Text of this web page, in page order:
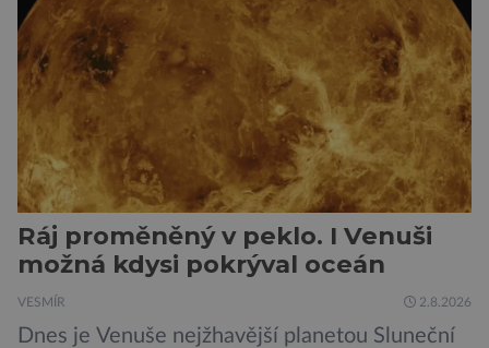
Ráj proměněný v peklo. I Venuši
možná kdysi pokrýval oceán
VESMÍR 2.8.2026
Dnes je Venuše nejžhavější planetou Sluneční